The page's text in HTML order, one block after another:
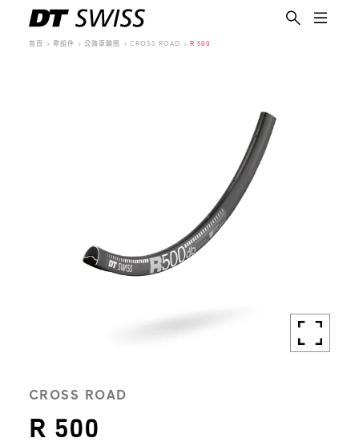
首頁 零組件 公路車輪圈 CROSS ROAD R 500
CROSS ROAD
R 500